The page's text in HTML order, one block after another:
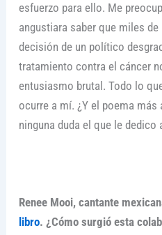
esfuerzo para ello. Me
angustiara saber que miles
decisión de un político
tratamiento contra el cáncer
entusiasmo brutal. Todo lo
ocurre a mí. ¿Y el poema más
ninguna duda el que le dedico
Renee Mooi, cantante
libro. ¿Cómo surgió esta